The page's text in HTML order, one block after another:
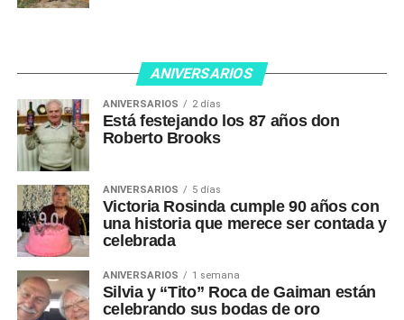
ANIVERSARIOS
ANIVERSARIOS 2 días
Está festejando los 87 años don
Roberto Brooks
ANIVERSARIOS 5 días
Victoria Rosinda cumple 90 años con
una historia que merece ser contada y
celebrada
ANIVERSARIOS 1 semana
Silvia y “Tito” Roca de Gaiman están
celebrando sus bodas de oro